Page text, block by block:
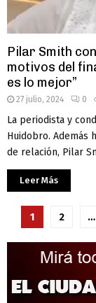
Pilar Smith
motivos del
es lo mejor”
27 julio, 2024 0
La periodista y
Huidobro. Además
de relación, Pilar
Leer Más
de
1 2 …